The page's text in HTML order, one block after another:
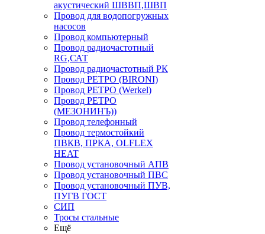
акустический ШВВП,ШВП
Провод для водопогружных
насосов
Провод компьютерный
Провод радиочастотный
RG,САТ
Провод радиочастотный РК
Провод РЕТРО (BIRONI)
Провод РЕТРО (Werkel)
Провод РЕТРО
(МЕЗОНИНЪ))
Провод телефонный
Провод термостойкий
ПВКВ, ПРКА, OLFLEX
HEAT
Провод установочный АПВ
Провод установочный ПВС
Провод установочный ПУВ,
ПУГВ ГОСТ
СИП
Тросы стальные
Ещё